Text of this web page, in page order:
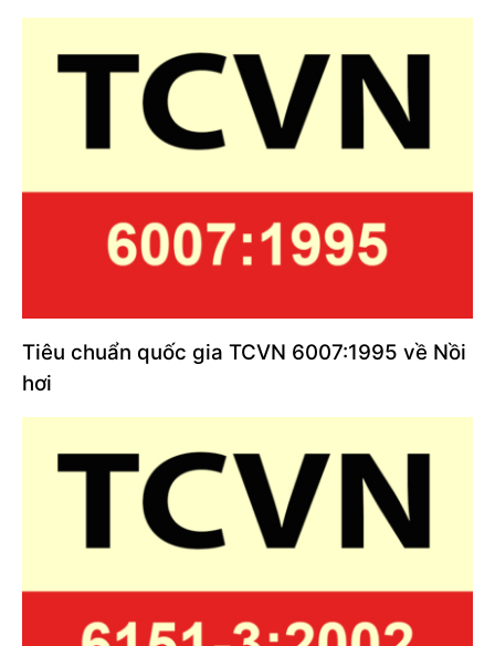
Tiêu chuẩn quốc gia TCVN 6007:1995 về Nồi
hơi